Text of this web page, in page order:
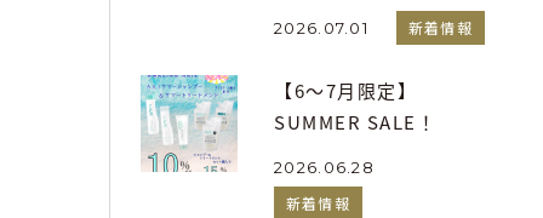
2026.07.01 新着情報
【6～7月限定】
SUMMER SALE！
2026.06.28
新着情報